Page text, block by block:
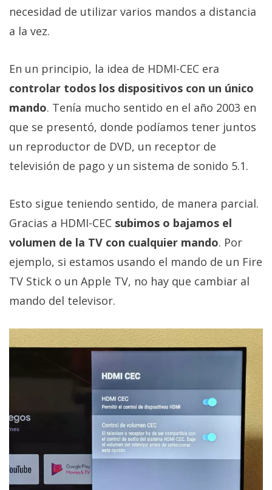
necesidad de utilizar varios mandos a distancia
a la vez.
En un principio, la idea de HDMI-CEC era
controlar todos los dispositivos con un único
mando. Tenía mucho sentido en el año 2003 en
que se presentó, donde podíamos tener juntos
un reproductor de DVD, un receptor de
televisión de pago y un sistema de sonido 5.1.
Esto sigue teniendo sentido, de manera parcial.
Gracias a HDMI-CEC subimos o bajamos el
volumen de la TV con cualquier mando. Por
ejemplo, si estamos usando el mando de un Fire
TV Stick o un Apple TV, no hay que cambiar al
mando del televisor.